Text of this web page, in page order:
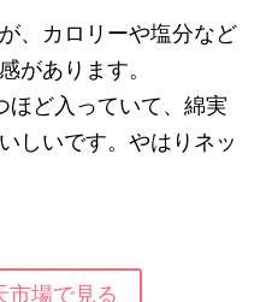
、カロリーや塩分など
があります。
ほど入っていて、綿実
しいです。やはりネッ
市場で見る